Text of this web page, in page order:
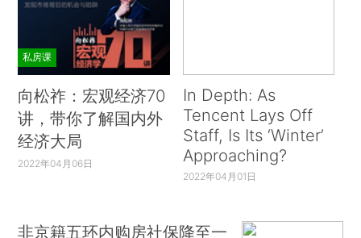
私房课
向松祚：宏观经济70
讲，带你了解国内外
经济大局
2022年04月06日
In Depth: As
Tencent Lays Off
Staff, Is Its ‘Winter’
Approaching?
2022年04月01日
非京籍五环内购房社保降至一